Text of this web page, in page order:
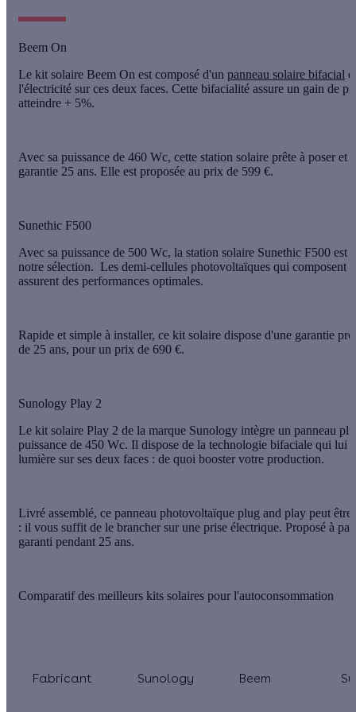
Beem On
Le kit solaire Beem On est composé d'un panneau solaire bifacial
l'électricité sur ces deux faces. Cette bifacialité assure un gain de
atteindre + 5%.
Avec sa puissance de 460 Wc, cette station solaire prête à poser et
garantie 25 ans. Elle est proposée au prix de 599 €.
Sunethic F500
Avec sa puissance de 500 Wc, la station solaire Sunethic F500 est
notre sélection. Les demi-cellules photovoltaïques qui composent
assurent des performances optimales.
Rapide et simple à installer, ce kit solaire dispose d'une garantie
de 25 ans, pour un prix de 690 €.
Sunology Play 2
Le kit solaire Play 2 de la marque Sunology intègre un panneau
puissance de 450 Wc. Il dispose de la technologie bifaciale qui lui
lumière sur ses deux faces : de quoi booster votre production.
Livré assemblé, ce panneau photovoltaïque plug and play peut être
: il vous suffit de le brancher sur une prise électrique. Proposé à
garanti pendant 25 ans.
Comparatif des meilleurs kits solaires pour l'autoconsommation
Fabricant Sunology Beem